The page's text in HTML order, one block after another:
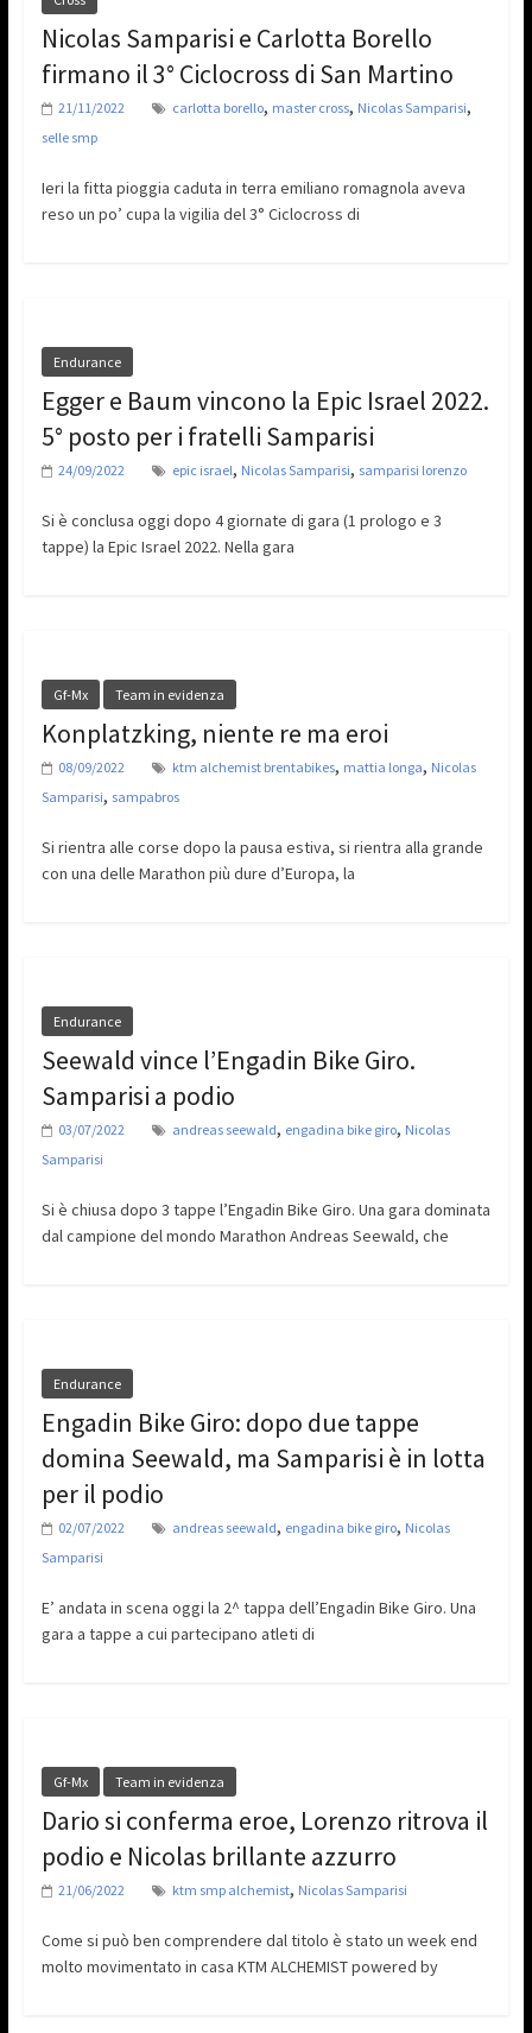
Nicolas Samparisi e Carlotta Borello
firmano il 3° Ciclocross di San Martino
21/11/2022 carlotta borello, master cross, Nicolas Samparisi,
selle smp
Ieri la fitta pioggia caduta in terra emiliano romagnola aveva
reso un po’ cupa la vigilia del 3° Ciclocross di
Endurance
Egger e Baum vincono la Epic Israel 2022.
5° posto per i fratelli Samparisi
24/09/2022 epic israel, Nicolas Samparisi, samparisi lorenzo
Si è conclusa oggi dopo 4 giornate di gara (1 prologo e 3
tappe) la Epic Israel 2022. Nella gara
Gf-Mx Team in evidenza
Konplatzking, niente re ma eroi
08/09/2022 ktm alchemist brentabikes, mattia longa, Nicolas
Samparisi, sampabros
Si rientra alle corse dopo la pausa estiva, si rientra alla grande
con una delle Marathon più dure d’Europa, la
Endurance
Seewald vince l’Engadin Bike Giro.
Samparisi a podio
03/07/2022 andreas seewald, engadina bike giro, Nicolas
Samparisi
Si è chiusa dopo 3 tappe l’Engadin Bike Giro. Una gara dominata
dal campione del mondo Marathon Andreas Seewald, che
Endurance
Engadin Bike Giro: dopo due tappe
domina Seewald, ma Samparisi è in lotta
per il podio
02/07/2022 andreas seewald, engadina bike giro, Nicolas
Samparisi
E’ andata in scena oggi la 2^ tappa dell’Engadin Bike Giro. Una
gara a tappe a cui partecipano atleti di
Gf-Mx Team in evidenza
Dario si conferma eroe, Lorenzo ritrova il
podio e Nicolas brillante azzurro
21/06/2022 ktm smp alchemist, Nicolas Samparisi
Come si può ben comprendere dal titolo è stato un week end
molto movimentato in casa KTM ALCHEMIST powered by